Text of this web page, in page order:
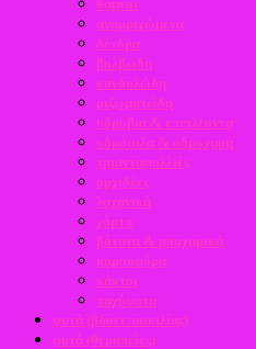
θάμνοι
αναρριχώμενα
δένδρα
βολβώδη
κονδυλώδη
ριζωματώδη
υδρόβια & επιπλέοντα
υδρόφιλα & υδροχαρή
τριανταφυλλιές
ορχιδέες
λαχανικά
χόρτα
βότανα & μπαχαρικά
καρποφόρα
κάκτοι
παχύφυτα
φυτά (βάσει ποικιλίας)
φυτά (θεραπείες)